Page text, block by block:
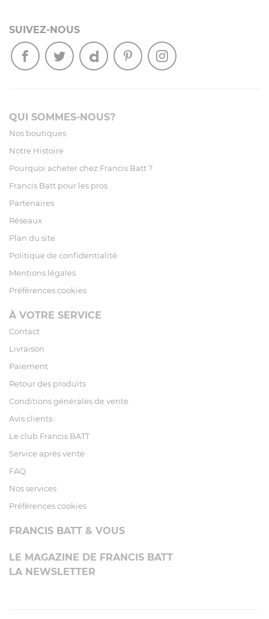
SUIVEZ-NOUS
QUI SOMMES-NOUS?
Nos boutiques
Notre Histoire
Pourquoi acheter chez Francis Batt ?
Francis Batt pour les pros
Partenaires
Réseaux
Plan du site
Politique de confidentialité
Mentions légales
Préférences cookies
À VOTRE SERVICE
Contact
Livraison
Paiement
Retour des produits
Conditions générales de vente
Avis clients
Le club Francis BATT
Service après vente
FAQ
Nos services
Préférences cookies
FRANCIS BATT & VOUS
LE MAGAZINE DE FRANCIS BATT
LA NEWSLETTER